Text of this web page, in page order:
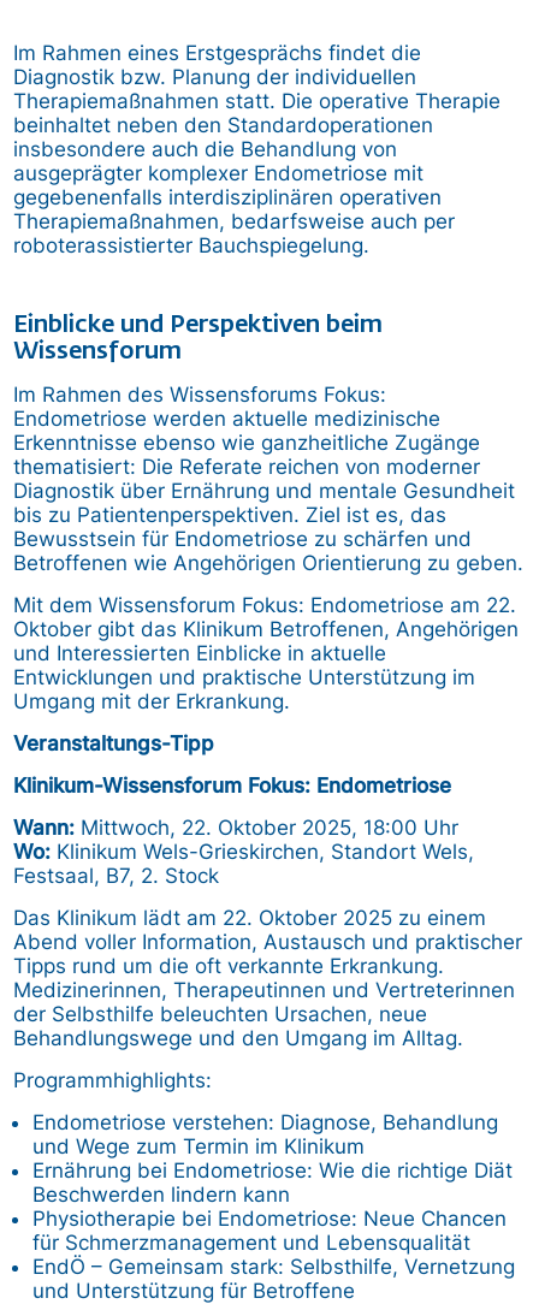
Im Rahmen eines Erstgesprächs findet die
Diagnostik bzw. Planung der individuellen
Therapiemaßnahmen statt. Die operative Therapie
beinhaltet neben den Standardoperationen
insbesondere auch die Behandlung von
ausgeprägter komplexer Endometriose mit
gegebenenfalls interdisziplinären operativen
Therapiemaßnahmen, bedarfsweise auch per
roboterassistierter Bauchspiegelung.
Einblicke und Perspektiven beim
Wissensforum
Im Rahmen des Wissensforums Fokus:
Endometriose werden aktuelle medizinische
Erkenntnisse ebenso wie ganzheitliche Zugänge
thematisiert: Die Referate reichen von moderner
Diagnostik über Ernährung und mentale Gesundheit
bis zu Patientenperspektiven. Ziel ist es, das
Bewusstsein für Endometriose zu schärfen und
Betroffenen wie Angehörigen Orientierung zu geben.
Mit dem Wissensforum Fokus: Endometriose am 22.
Oktober gibt das Klinikum Betroffenen, Angehörigen
und Interessierten Einblicke in aktuelle
Entwicklungen und praktische Unterstützung im
Umgang mit der Erkrankung.
Veranstaltungs-Tipp
Klinikum-Wissensforum Fokus: Endometriose
Wann: Mittwoch, 22. Oktober 2025, 18:00 Uhr
Wo: Klinikum Wels-Grieskirchen, Standort Wels,
Festsaal, B7, 2. Stock
Das Klinikum lädt am 22. Oktober 2025 zu einem
Abend voller Information, Austausch und praktischer
Tipps rund um die oft verkannte Erkrankung.
Medizinerinnen, Therapeutinnen und Vertreterinnen
der Selbsthilfe beleuchten Ursachen, neue
Behandlungswege und den Umgang im Alltag.
Programmhighlights:
Endometriose verstehen: Diagnose, Behandlung
und Wege zum Termin im Klinikum
Ernährung bei Endometriose: Wie die richtige Diät
Beschwerden lindern kann
Physiotherapie bei Endometriose: Neue Chancen
für Schmerzmanagement und Lebensqualität
EndÖ – Gemeinsam stark: Selbsthilfe, Vernetzung
und Unterstützung für Betroffene